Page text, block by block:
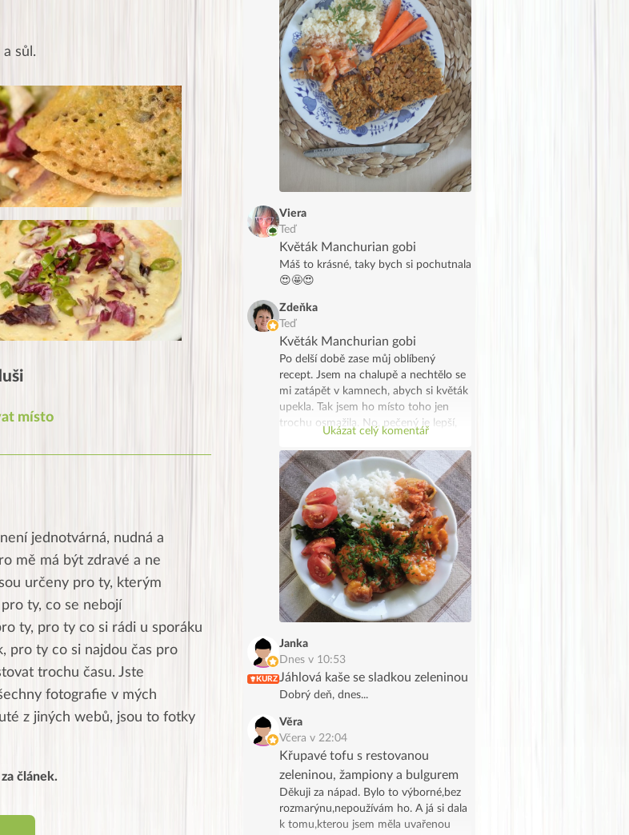
sůl.
místo
jednotvárná, nudná a
mě má být zdravé a ne
určeny pro ty, kterým
ty, co se nebojí
ty, pro ty co si rádi u sporáku
pro ty co si najdou čas pro
trochu času. Jste
fotografie v mých
z jiných webů, jsou to fotky
článek.
Viera
Teď
Květák Manchurian gobi
Máš to krásné, taky bych si pochutnala
😍🤩😍
Zdeňka
Teď
Květák Manchurian gobi
Po delší době zase můj oblíbený
recept. Jsem na chalupě a nechtělo se
mi zatápět v kamnech, abych si květák
upekla. Tak jsem ho místo toho jen
trochu osmažila. No, pečený je lepší,
ale taky to šlo. Moc jsem si
pochutnala.
Ukázat celý komentář
KURZ
Janka
Dnes v 10:53
Jáhlová kaše se sladkou zeleninou
Dobrý deň, dnes...
Věra
Včera v 22:04
Křupavé tofu s restovanou
zeleninou, žampiony a bulgurem
Děkuji za nápad. Bylo to výborné,bez
rozmarýnu,nepoužívám ho. A já si dala
k tomu,kterou jsem měla uvařenou